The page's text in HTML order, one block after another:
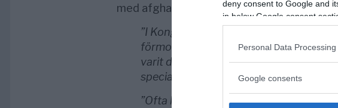
deny consent to Google and
in below Google consent
Personal Data
Google consents
med afghanerna gjort 100-tals gripanden.
”I Kongo, under Operation Artemis, var
förmodligen bland de hårdaste som
varit delaktig i fram till dess”, berättar
specialförbandsledningen på
”Ofta klampade man in i någons hem